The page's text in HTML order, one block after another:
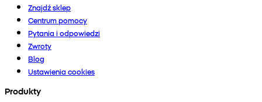
Znajdź sklep
Centrum pomocy
Pytania i odpowiedzi
Zwroty
Blog
Ustawienia cookies
Produkty